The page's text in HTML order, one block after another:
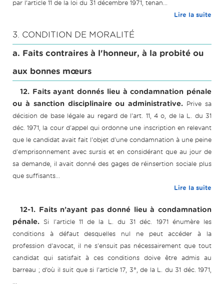
par l’article 11 de la loi du 31 décembre 1971, tenan...
Lire la suite
3. CONDITION DE MORALITÉ
a. Faits contraires à l'honneur, à la probité ou
aux bonnes mœurs
12. Faits ayant donnés lieu à condamnation pénale
ou à sanction disciplinaire ou administrative. Prive sa
décision de base légale au regard de l'art. 11, 4 o, de la L. du 31
déc. 1971, la cour d'appel qui ordonne une inscription en relevant
que le candidat avait fait l'objet d'une condamnation à une peine
d'emprisonnement avec sursis et en considérant que au jour de
sa demande, il avait donné des gages de réinsertion sociale plus
que suffisants...
Lire la suite
12-1. Faits n’ayant pas donné lieu à condamnation
pénale. Si l'article 11 de la L. du 31 déc. 1971 énumère les
conditions à défaut desquelles nul ne peut accéder à la
profession d'avocat, il ne s'ensuit pas nécessairement que tout
candidat qui satisfait à ces conditions doive être admis au
barreau ; d’où il suit que si l'article 17, 3°, de la L. du 31 déc. 1971,
...